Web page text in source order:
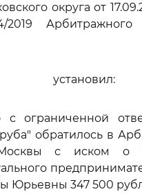
округа от
2019
установил:
с ограниченной
обратилось в
с иском о
Юрьевны 347 500